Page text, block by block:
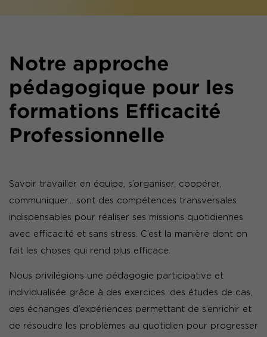
Notre approche
pédagogique pour les
formations Efficacité
Professionnelle
Savoir travailler en équipe, s’organiser, coopérer,
communiquer… sont des compétences transversales
indispensables pour réaliser ses missions quotidiennes
avec efficacité et sans stress. C’est la manière dont on
fait les choses qui rend plus efficace.
Nous privilégions une pédagogie participative et
individualisée grâce à des exercices, des études de cas,
des échanges d’expériences permettant de s’enrichir et
de résoudre les problèmes au quotidien pour progresser